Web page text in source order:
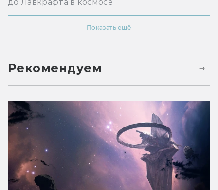
до Лавкрафта в космосе
Показать ещё
Рекомендуем